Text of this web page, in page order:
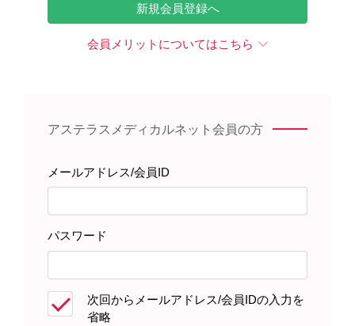
患者さんサポート資材
新規会員登録へ
会員メリットについてはこちら
アステラスメディカルネット会員の方
メールアドレス/会員ID
パスワード
次回からメールアドレス/会員IDの入力を
省略